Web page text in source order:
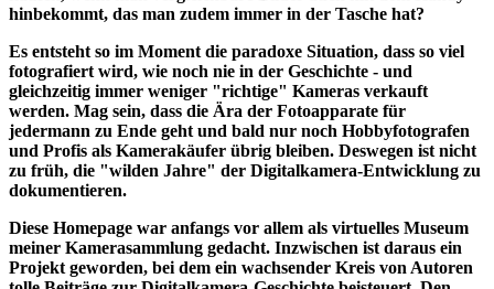
hinbekommt, das man zudem immer in der Tasche hat?
Es entsteht so im Moment die paradoxe Situation, dass so viel
fotografiert wird, wie noch nie in der Geschichte - und
gleichzeitig immer weniger "richtige" Kameras verkauft
werden. Mag sein, dass die Ära der Fotoapparate für
jedermann zu Ende geht und bald nur noch Hobbyfotografen
und Profis als Kamerakäufer übrig bleiben. Deswegen ist nicht
zu früh, die "wilden Jahre" der Digitalkamera-Entwicklung zu
dokumentieren.
Diese Homepage war anfangs vor allem als virtuelles Museum
meiner Kamerasammlung gedacht. Inzwischen ist daraus ein
Projekt geworden, bei dem ein wachsender Kreis von Autoren